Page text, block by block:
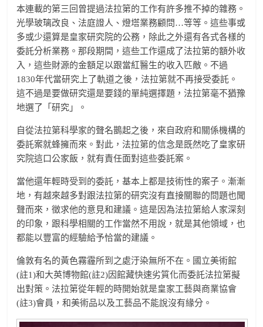
本連載的第三回曾提過法拉第的工作有許多推不掉的雜務。
光學玻璃改良、法庭證人、燈塔業務顧問…等等。這些事或
多或少還算是皇家研究院的公務，除此之外還有各式各樣的
委託分析業務。那段期間，這些工作還成了法拉第的額外收
入，這些財源的金額足以跟當紅醫生的收入匹敵。不過
1830年代當研究上了軌道之後，法拉第就不再接受委託。
這不過是要做研究還是要錢的單純選擇題，法拉第毫不猶豫
地選了「研究」。
自從法拉第科學家的聲名鵲起之後，來自政府和關係機構的
委託案就蜂擁而來。對此，法拉第的信念是既然吃了皇家研
究院這口公家飯，就有責任面對這些委託案。
當他還年輕時受到的委託，基本上都是技術性的案子。漸漸
地，有越來越多對跟法拉第的研究沒有直接關聯的問題也聞
聲而來，徵求他的意見和建議。這是因為法拉第給人家深刻
的印象，跟科學相關的工作當然不用說，就是其他領域，也
都能以豐富的經驗給予恰當的建議。
倫敦有名的黃色霧霾所到之處汙染無所不在。國立美術館
(註1)和大英博物館(註2)因館藏快速劣質化而委託法拉第擬
出對策。法拉第從年輕的時開始就是皇家工藝與商業協會
(註3)會員，和美術品以及工藝品不能說沒有緣分。